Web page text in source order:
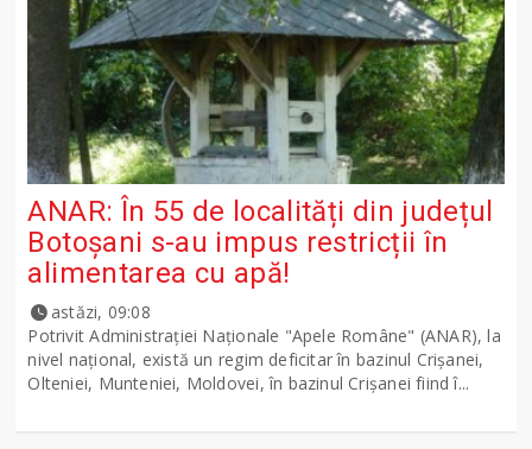
ANAR: În 55 de localități din județul
Botoșani s-au impus restricții în
alimentarea cu apă!
astăzi, 09:08
Potrivit Administraţiei Naţionale "Apele Române" (ANAR), la
nivel naţional, există un regim deficitar în bazinul Crişanei,
Olteniei, Munteniei, Moldovei, în bazinul Crişanei fiind î...